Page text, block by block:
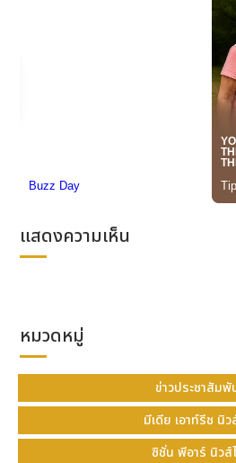
ทั้งนี้ได้รับเกียรติจากคณะกรร
นายทวีศักดิ์ มูลสวัสดิ์, ศิลปิน นั
ปรึกษาอิสระด้านการ ออกแบบเค
สุรศักดิ์ มณีเสถียรรัตนา, ผู้ก่อตั้
Carletta Jewellery และ นาย
นักอัญมณีศาสตร์ ร่วมเป็นคณะก
ครั้งนี้
ผลงานที่ได้รับรางวัลชนะ
ENRTHMETHYST
ประดับอาเซียนร่วมสมัย มีที่ม
สามารถไว้วางใจได้เพราะเป็นมิ
ที่มาของชื่อ
"Reliable" ที่มีความหมายว่า
ตัวแทนของประชาคมอาเซียน
ความหมายว่า พันธมิตรอาเซียนที่
สามารถไว้ วางใจได้
แสดงความเห็น
หมวดหมู่
ข่าวประชาสัมพั
มีเดีย เอาท์รีช นิว
ซิชั่น พีอาร์ นิวส์